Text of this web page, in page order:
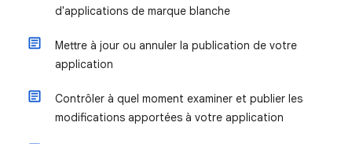
d'applications de marque blanche
Mettre à jour ou annuler la publication de votre
application
Contrôler à quel moment examiner et publier les
modifications apportées à votre application